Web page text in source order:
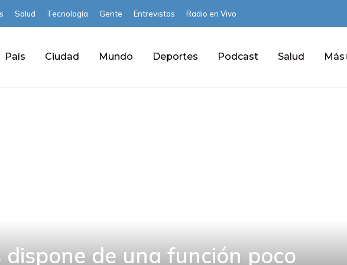
Salud Tecnología Gente Entrevistas Radio en Vivo
País Ciudad Mundo Deportes Podcast Salud Más
dispone de una función poco